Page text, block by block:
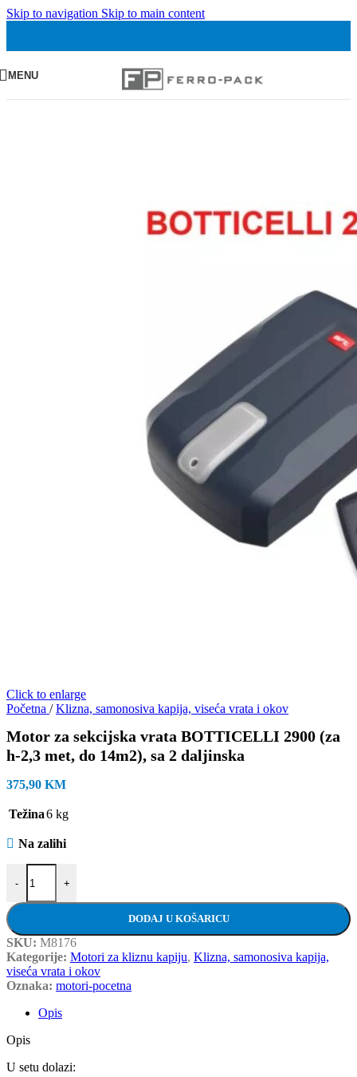
Skip to navigation Skip to main content
MENU
Click to enlarge
Početna / Klizna, samonosiva kapija, viseća vrata i okov
Motor za sekcijska vrata BOTTICELLI 2900 (za
h-2,3 met, do 14m2), sa 2 daljinska
375,90 KM
Težina6 kg
Na zalihi
-
Motor za sekcijska vrata BOTTICELLI 2900 (za h-2,3 met, do
+
DODAJ U KOŠARICU
SKU: M8176
Kategorije: Motori za kliznu kapiju, Klizna, samonosiva kapija,
viseća vrata i okov
Oznaka: motori-pocetna
Opis
Opis
U setu dolazi: